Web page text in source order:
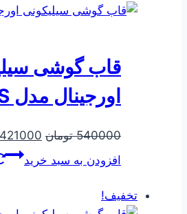
قاب گوشی
اورجینال مدل A21S
540000 تومان قیمت
اصلی
421000
افزودن به سبد خرید
تخفیف!